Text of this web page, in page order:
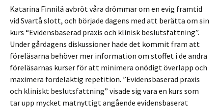
Katarina Finnilä avbröt våra drömmar om en evig framtid
vid Svartå slott, och började dagens med att berätta om sin
kurs “Evidensbaserad praxis och klinisk beslutsfattning”.
Under gårdagens diskussioner hade det kommit fram att
föreläsarna behöver mer information om stoffet i de andra
föreläsarnas kurser för att minimera onödigt överlapp och
maximera fördelaktig repetition. ”Evidensbaserad praxis
och kliniskt beslutsfattning” visade sig vara en kurs som
tar upp mycket matnyttigt angående evidensbaserat